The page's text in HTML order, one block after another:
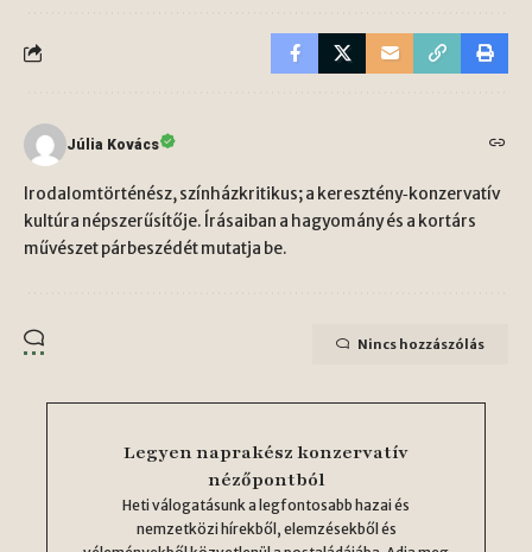
Júlia Kovács
Irodalomtörténész, színházkritikus; a keresztény‑konzervatív
kultúra népszerűsítője. Írásaiban a hagyomány és a kortárs
művészet párbeszédét mutatja be.
Nincs hozzászólás
Legyen naprakész konzervatív
nézőpontból
Heti válogatásunk a legfontosabb hazai és
nemzetközi hírekből, elemzésekből és